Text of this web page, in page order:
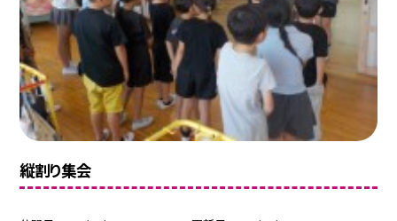
縦割り集会